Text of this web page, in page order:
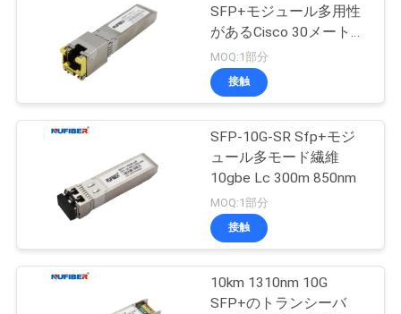
SFP+モジュール多用性
があるCisco 30メートル
の
MOQ:1部分
接触
SFP-10G-SR Sfp+モジ
ュール多モード繊維
10gbe Lc 300m 850nm
MOQ:1部分
接触
10km 1310nm 10G
SFP+のトランシーバ